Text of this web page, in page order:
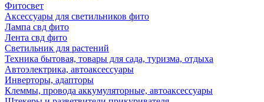
Фитосвет
Аксессуары для светильников фито
Лампа свд фито
Лента свд фито
Светильник для растений
Техника бытовая, товары для сада, туризма, отдыха
Автоэлектрика, автоаксессуары
Инверторы, адапторы
Клеммы, провода аккумуляторные, автоаксессуары